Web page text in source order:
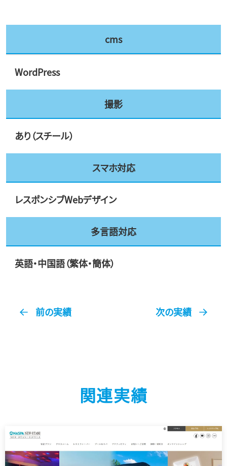
cms
WordPress
撮影
あり（スチール）
スマホ対応
レスポンシブWebデザイン
多言語対応
英語・中国語（繁体・簡体）
前の実績 次の実績
関連実績